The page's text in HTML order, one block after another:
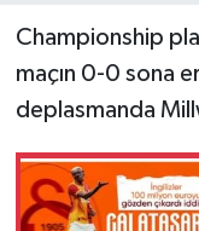
Championship
maçın 0-0 sona
deplasmanda